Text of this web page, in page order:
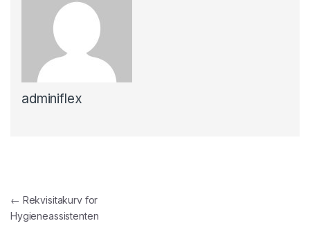
adminiflex
Innleggsnavigasjon
← Rekvisitakurv for
Hygieneassistenten